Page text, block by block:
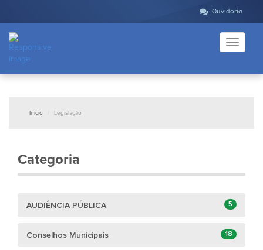
Ouvidoria
Toggle
Início Legislação
Categoria
AUDIÊNCIA PÚBLICA 5
Conselhos Municipais 18